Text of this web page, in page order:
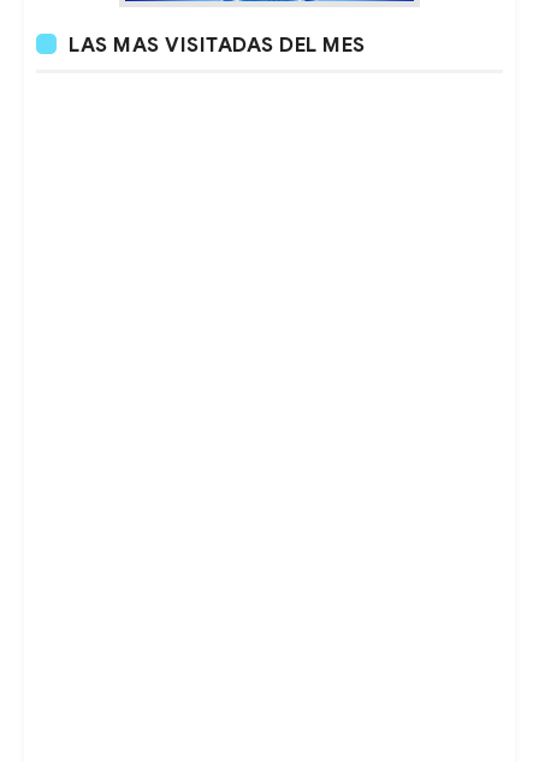
LAS MAS VISITADAS DEL MES